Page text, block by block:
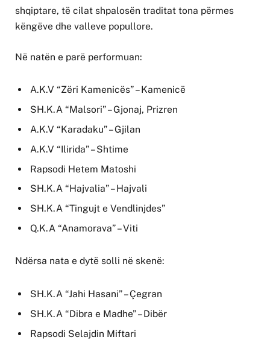
shqiptare, të cilat shpalosën traditat tona përmes
këngëve dhe valleve popullore.
Në natën e parë performuan:
A.K.V “Zëri Kamenicës” – Kamenicë
SH.K.A “Malsori” – Gjonaj, Prizren
A.K.V “Karadaku” – Gjilan
A.K.V “Ilirida” – Shtime
Rapsodi Hetem Matoshi
SH.K.A “Hajvalia” – Hajvali
SH.K.A “Tingujt e Vendlinjdes”
Q.K.A “Anamorava” – Viti
Ndërsa nata e dytë solli në skenë:
SH.K.A “Jahi Hasani” – Çegran
SH.K.A “Dibra e Madhe” – Dibër
Rapsodi Selajdin Miftari